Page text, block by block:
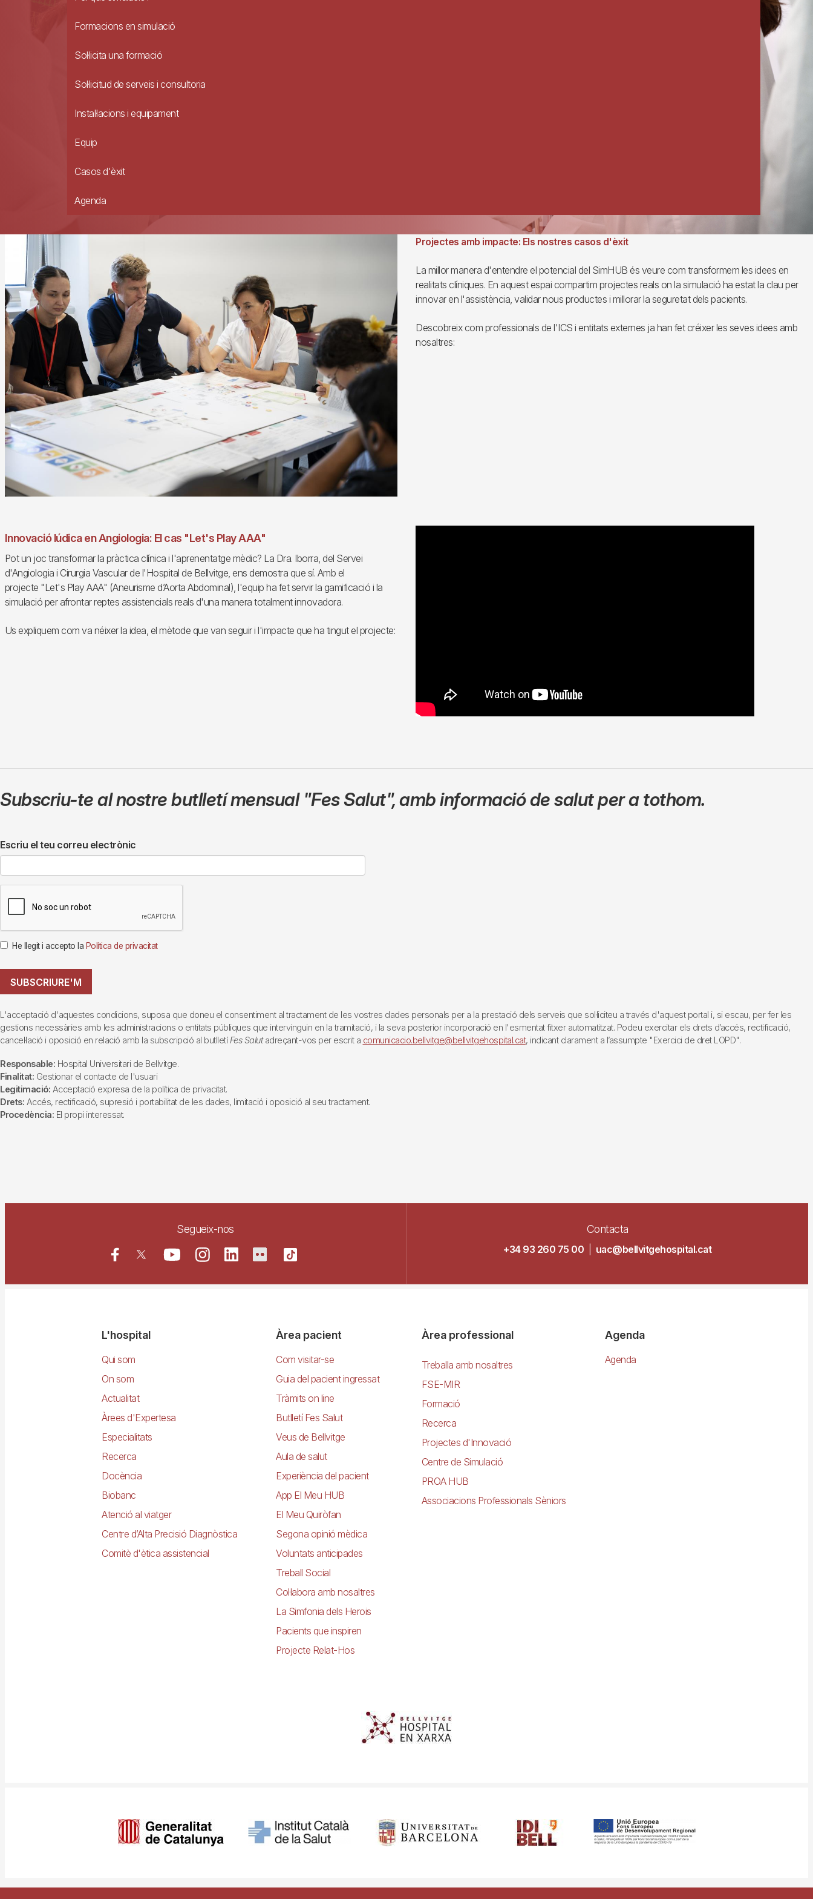
Formacions en simulació
Sol·licita una formació
Sol·licitud de serveis i consultoria
Instal·lacions i equipament
Equip
Casos d'èxit
Agenda
Projectes amb impacte: Els nostres casos d'èxit
La millor manera d'entendre el potencial del SimHUB és veure com transformem les idees en
realitats clíniques. En aquest espai compartim projectes reals on la simulació ha estat la clau per
innovar en l'assistència, validar nous productes i millorar la seguretat dels pacients.
Descobreix com professionals de l'ICS i entitats externes ja han fet créixer les seves idees amb
nosaltres:
Innovació lúdica en Angiologia: El cas "Let's Play AAA"
Pot un joc transformar la pràctica clínica i l'aprenentatge mèdic? La Dra. Iborra, del Servei
d'Angiologia i Cirurgia Vascular de l'Hospital de Bellvitge, ens demostra que sí. Amb el
projecte "Let's Play AAA" (Aneurisme d’Aorta Abdominal), l'equip ha fet servir la gamificació i la
simulació per afrontar reptes assistencials reals d'una manera totalment innovadora.
Us expliquem com va néixer la idea, el mètode que van seguir i l'impacte que ha tingut el projecte:
Subscriu-te al nostre butlletí mensual "Fes Salut",amb informació de salut per a tothom.
Escriu el teu correu electrònic
He llegit i accepto la Política de privacitat
SUBSCRIURE'M
L'acceptació d'aquestes condicions, suposa que doneu el consentiment al tractament de les vostres dades personals per a la prestació dels serveis que sol·liciteu a través d'aquest portal i, si escau, per fer les
gestions necessàries amb les administracions o entitats públiques que intervinguin en la tramitació, i la seva posterior incorporació en l'esmentat fitxer automatitzat. Podeu exercitar els drets d’accés, rectificació,
cancel·lació i oposició en relació amb la subscripció al butlletí Fes Salutadreçant-vos per escrit a comunicacio.bellvitge@bellvitgehospital.cat, indicant clarament a l’assumpte "Exercici de dret LOPD".
Responsable: Hospital Universitari de Bellvitge.
Finalitat: Gestionar el contacte de l'usuari
Legitimació: Acceptació expresa de la política de privacitat.
Drets: Accés, rectificació, supresió i portabilitat de les dades, limitació i oposició al seu tractament.
Procedència: El propi interessat.
Segueix-nos Contacta
+34 93 260 75 00 uac@bellvitgehospital.cat
NavegacióL'hospital
Qui som
On som
Actualitat
Àrees d'Expertesa
Especialitats
Recerca
Docència
Biobanc
Atenció al viatger
Centre d’Alta Precisió Diagnòstica
Comitè d'ètica assistencial
Àrea pacient
Com visitar-se
Guia del pacient ingressat
Tràmits on line
Butlletí Fes Salut
Veus de Bellvitge
Aula de salut
Experiència del pacient
App El Meu HUB
El Meu Quiròfan
Segona opinió mèdica
Voluntats anticipades
Treball Social
Col·labora amb nosaltres
La Simfonia dels Herois
Pacients que inspiren
Projecte Relat-Hos
Àrea professional
Treballa amb nosaltres
FSE-MIR
Formació
Recerca
Projectes d'Innovació
Centre de Simulació
PROA HUB
Associacions Professionals Sèniors
Agenda
Agenda